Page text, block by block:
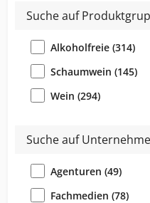
Suche auf
Alkoholfreie (314)
Schaumwein (145)
Wein (294)
Suche auf
Agenturen (49)
Fachmedien (78)